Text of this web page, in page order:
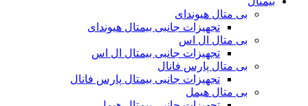
بی متال هیوندای
تجهیزات جانبی بیمتال هیوندای
بی متال ال اس
تجهیزات جانبی بیمتال ال اس
بی متال پارس فانال
تجهیزات جانبی بیمتال پارس فانال
بی متال هیمل